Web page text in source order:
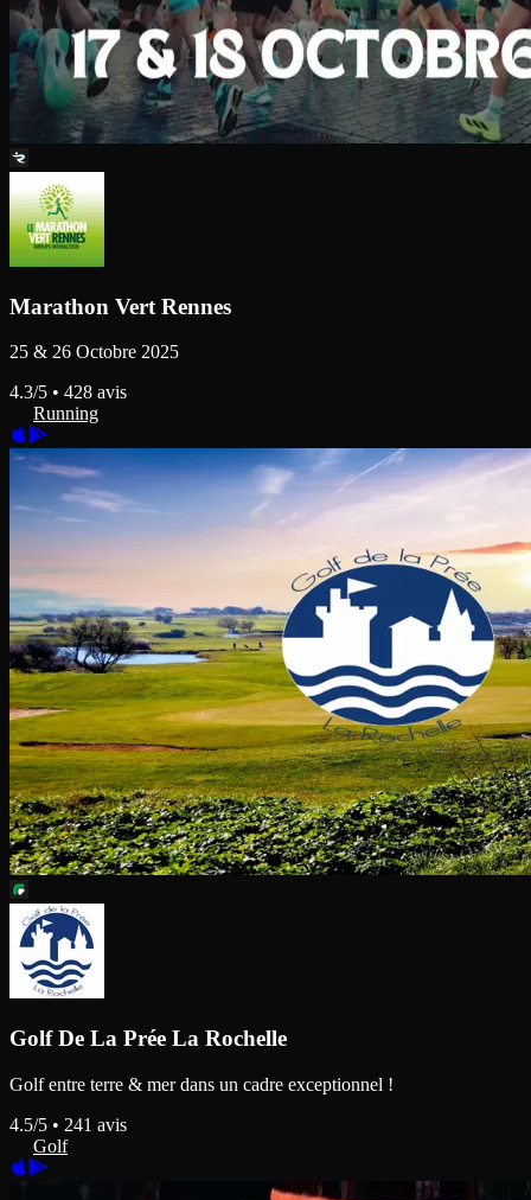
Marathon Vert Rennes
25 & 26 Octobre 2025
4.3/5 • 428 avis
Running
Golf De La Prée La Rochelle
Golf entre terre & mer dans un cadre exceptionnel !
4.5/5 • 241 avis
Golf